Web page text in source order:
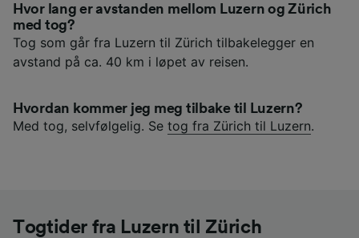
Hvor lang er avstanden mellom Luzern og Zürich
med tog?
Tog som går fra Luzern til Zürich tilbakelegger en
avstand på ca. 40 km i løpet av reisen.
Hvordan kommer jeg meg tilbake til Luzern?
Med tog, selvfølgelig. Se tog fra Zürich til Luzern.
Togtider fra Luzern til Zürich